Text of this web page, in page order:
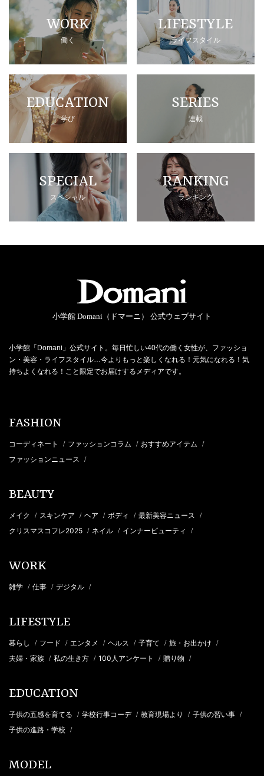
WORK
働く
LIFESTYLE
ライフスタイル
EDUCATION
学び
SERIES
連載
SPECIAL
スペシャル
RANKING
ランキング
小学館 Domani（ドマーニ） 公式ウェブサイト
小学館「Domani」公式サイト。毎日忙しい40代の働く女性が、ファッショ
ン・美容・ライフスタイル…今よりもっと楽しくなれる！元気になれる！気
持ちよくなれる！こと限定でお届けするメディアです。
FASHION
コーディネート / ファッションコラム / おすすめアイテム /
ファッションニュース /
BEAUTY
メイク / スキンケア / ヘア / ボディ / 最新美容ニュース /
クリスマスコフレ2025 / ネイル / インナービューティ /
WORK
雑学 / 仕事 / デジタル /
LIFESTYLE
暮らし / フード / エンタメ / ヘルス / 子育て / 旅・お出かけ /
夫婦・家族 / 私の生き方 / 100人アンケート / 贈り物 /
EDUCATION
子供の五感を育てる / 学校行事コーデ / 教育現場より / 子供の習い事 /
子供の進路・学校 /
MODEL